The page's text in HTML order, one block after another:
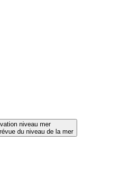
niveau mer
du niveau de la mer